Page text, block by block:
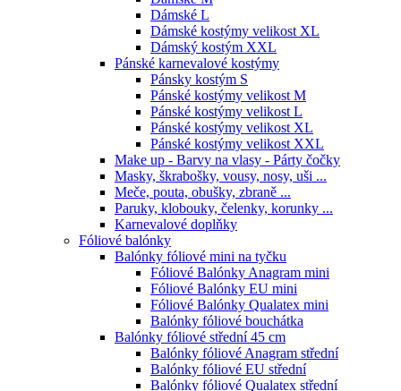
Dámské L
Dámské kostýmy velikost XL
Dámský kostým XXL
Pánské karnevalové kostýmy
Pánsky kostým S
Pánské kostýmy velikost M
Pánské kostýmy velikost L
Pánské kostýmy velikost XL
Pánské kostýmy velikost XXL
Make up - Barvy na vlasy - Párty čočky
Masky, škrabošky, vousy, nosy, uši ...
Meče, pouta, obušky, zbraně ...
Paruky, klobouky, čelenky, korunky ...
Karnevalové doplňky
Fóliové balónky
Balónky fóliové mini na tyčku
Fóliové Balónky Anagram mini
Fóliové Balónky EU mini
Fóliové Balónky Qualatex mini
Balónky fóliové bouchátka
Balónky fóliové střední 45 cm
Balónky fóliové Anagram střední
Balónky fóliové EU střední
Balónky fóliové Qualatex střední